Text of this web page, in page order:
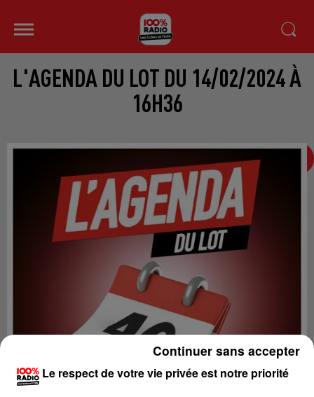
L'AGENDA DU LOT DU 14/02/2024 À
16H36
Le respect de votre vie privée est notre priorité
Continuer sans accepter